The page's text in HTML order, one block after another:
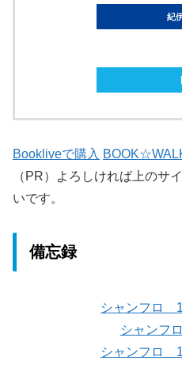
紀
Bookliveで購入
（PR）よろしければ上のサ
いです。
備忘録
シャンフロ
シャンフ
シャンフロ